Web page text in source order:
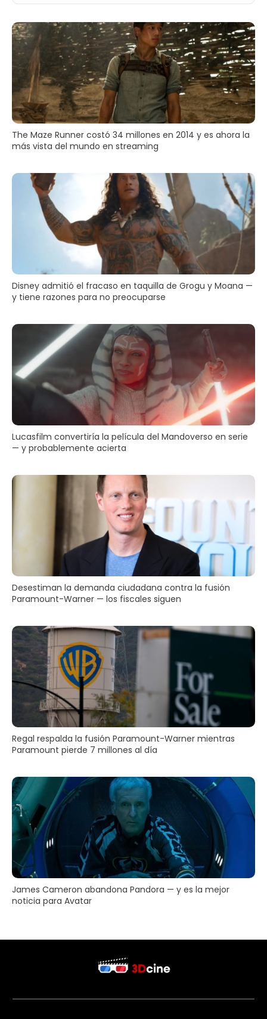
The Maze Runner costó 34 millones en 2014 y es ahora la
más vista del mundo en streaming
Disney admitió el fracaso en taquilla de Grogu y Moana —
y tiene razones para no preocuparse
Lucasfilm convertiría la película del Mandoverso en serie
— y probablemente acierta
Desestiman la demanda ciudadana contra la fusión
Paramount-Warner — los fiscales siguen
Regal respalda la fusión Paramount-Warner mientras
Paramount pierde 7 millones al día
James Cameron abandona Pandora — y es la mejor
noticia para Avatar